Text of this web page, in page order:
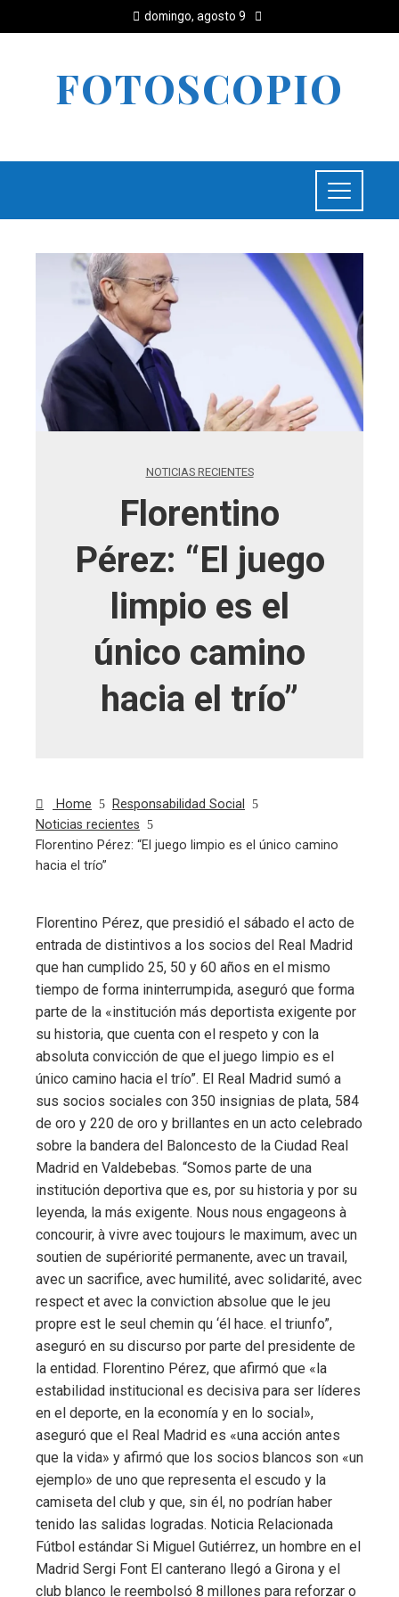
domingo, agosto 9
FOTOSCOPIO
NOTICIAS RECIENTES
Florentino
Pérez: “El juego
limpio es el
único camino
hacia el trío”
Home
Responsabilidad Social
Noticias recientes
Florentino Pérez: “El juego limpio es el único camino
hacia el trío”
Florentino Pérez, que presidió el sábado el acto de
entrada de distintivos a los socios del Real Madrid
que han cumplido 25, 50 y 60 años en el mismo
tiempo de forma ininterrumpida, aseguró que forma
parte de la «institución más deportista exigente por
su historia, que cuenta con el respeto y con la
absoluta convicción de que el juego limpio es el
único camino hacia el trío”. El Real Madrid sumó a
sus socios sociales con 350 insignias de plata, 584
de oro y 220 de oro y brillantes en un acto celebrado
sobre la bandera del Baloncesto de la Ciudad Real
Madrid en Valdebebas. “Somos parte de una
institución deportiva que es, por su historia y por su
leyenda, la más exigente. Nous nous engageons à
concourir, à vivre avec toujours le maximum, avec un
soutien de supériorité permanente, avec un travail,
avec un sacrifice, avec humilité, avec solidarité, avec
respect et avec la conviction absolue que le jeu
propre est le seul chemin qu ‘él hace. el triunfo”,
aseguró en su discurso por parte del presidente de
la entidad. Florentino Pérez, que afirmó que «la
estabilidad institucional es decisiva para ser líderes
en el deporte, en la economía y en lo social»,
aseguró que el Real Madrid es «una acción antes
que la vida» y afirmó que los socios blancos son «un
ejemplo» de uno que representa el escudo y la
camiseta del club y que, sin él, no podrían haber
tenido las salidas logradas. Noticia Relacionada
Fútbol estándar Si Miguel Gutiérrez, un hombre en el
Madrid Sergi Font El canterano llegó a Girona y el
club blanco le reembolsó 8 millones para reforzar o